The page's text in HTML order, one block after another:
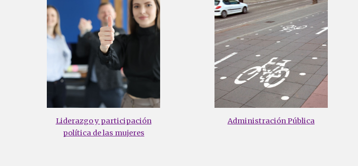
Liderazgo y participación
política de las mujeres
Administración Pública